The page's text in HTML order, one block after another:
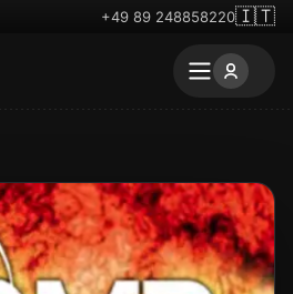
+49 89 248858220🇮🇹